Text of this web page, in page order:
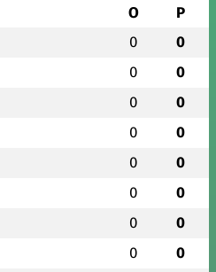
O P
0 0
0 0
0 0
0 0
0 0
0 0
0 0
0 0